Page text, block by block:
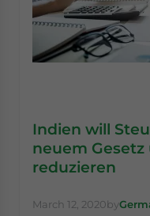
Indien will
neuem
reduzieren
March 12, 2020by